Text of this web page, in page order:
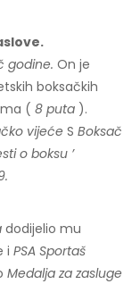
godine. On je
boksačkih
( 8 puta ).
vijeće S Boksač
o boksu ’
dodijelio mu
i PSA Sportaš
Medalja za zasluge